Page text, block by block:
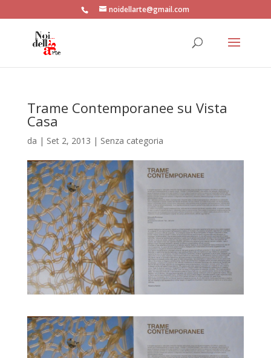
noidellarte@gmail.com
Trame Contemporanee su Vista
Casa
da | Set 2, 2013 | Senza categoria